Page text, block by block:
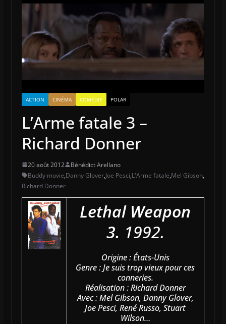
ACTION CINÉMA COMÉDIE POLAR
L’Arme fatale 3 –
Richard Donner
20 août 2012
Bénédict Arellano
Buddy movie,Danny Glover,Joe Pesci,L'Arme fatale,Mel Gibson,
Richard Donner
Lethal Weapon
3. 1992.
Origine : États-Unis
Genre : Je suis trop vieux pour ces
conneries.
Réalisation : Richard Donner
Avec : Mel Gibson, Danny Glover,
Joe Pesci, René Russo, Stuart
Wilson…